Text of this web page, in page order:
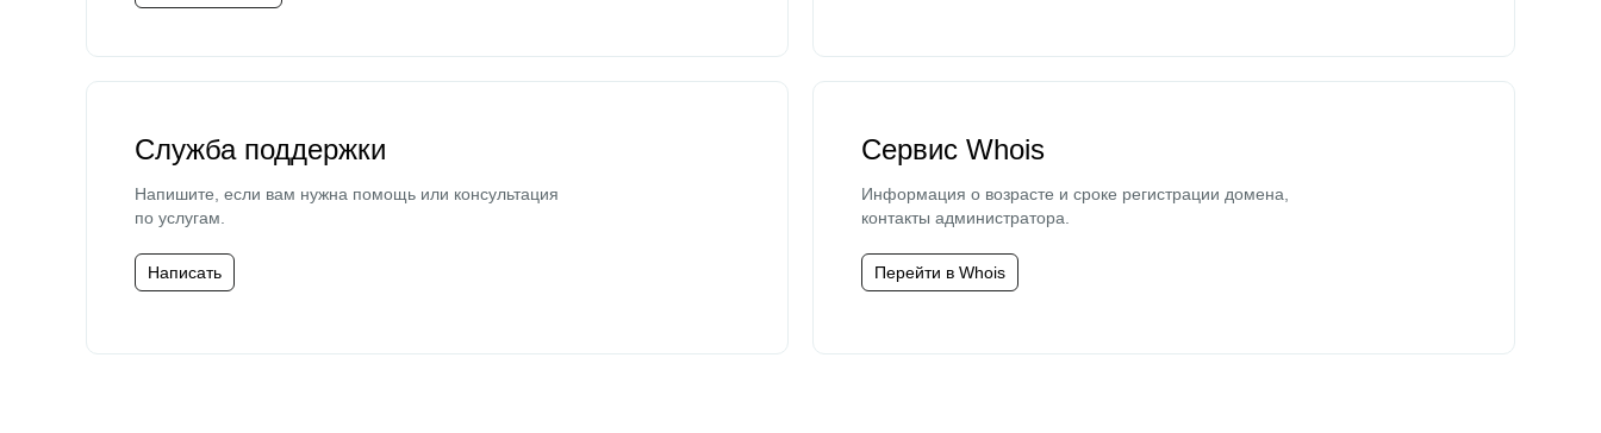
Служба поддержки
Напишите, если вам нужна помощь или консультация
по услугам.
Написать
Сервис Whois
Информация о возрасте и сроке регистрации домена,
контакты администратора.
Перейти в Whois